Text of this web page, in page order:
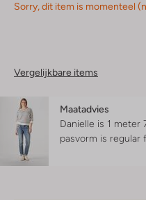
Sorry, dit item is momenteel
Vergelijkbare items
Maatadvies
Danielle is 1 meter
pasvorm is regular